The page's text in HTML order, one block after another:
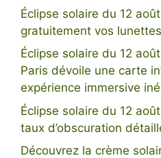
Éclipse solaire du 12
gratuitement vos
Éclipse solaire du 12
Paris dévoile une carte
expérience immersive
Éclipse solaire du 12
taux d’obscuration
Découvrez la crème